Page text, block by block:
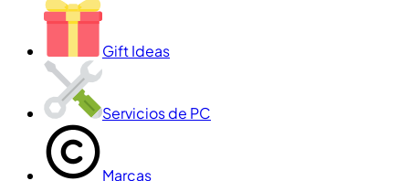
Gift Ideas
Servicios de PC
Marcas